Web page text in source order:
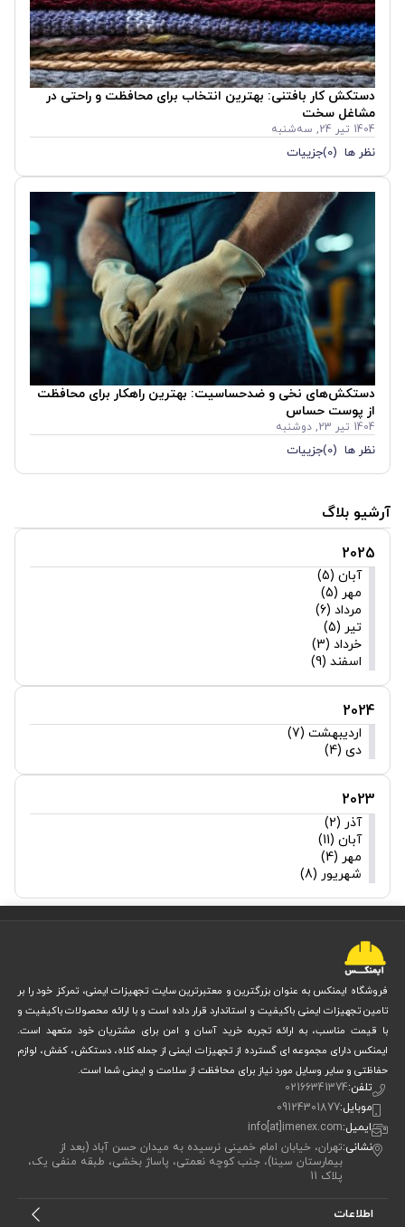
دستکش‌ کار بافتنی: بهترین انتخاب برای محافظت و راحتی در
مشاغل سخت
1404 تیر 24, سه‌شنبه
نظر ها (0) جزییات
دستکش‌های نخی و ضدحساسیت: بهترین راهکار برای محافظت
از پوست حساس
1404 تیر 23, دوشنبه
نظر ها (0) جزییات
آرشیو بلاگ
2025
آبان (5)
مهر (5)
مرداد (6)
تیر (5)
خرداد (3)
اسفند (9)
2024
اردیبهشت (7)
دی (4)
2023
آذر (2)
آبان (11)
مهر (4)
شهریور (8)
فروشگاه ایمنکس به عنوان بزرگترین و معتبرترین سایت تجهیزات ایمنی، تمرکز خود را بر
تامین تجهیزات ایمنی باکیفیت و استاندارد قرار داده است و با ارائه محصولات باکیفیت و
با قیمت مناسب، به ارائه تجربه خرید آسان و امن برای مشتریان خود متعهد است.
ایمنکس دارای مجموعه ای گسترده از تجهیزات ایمنی از جمله کلاه، دستکش، کفش، لوازم
حفاظتی و سایر وسایل مورد نیاز برای محافظت از سلامت و ایمنی شما است.
تلفن:02166341374
موبایل:09124301877
ایمیل:info[at]imenex.com
نشانی:تهران، خیابان امام خمینی نرسیده به میدان حسن آباد (بعد از
بیمارستان سینا)، جنب کوچه نعمتی، پاساژ بخشی، طبقه منفی یک،
پلاک 11
اطلاعات